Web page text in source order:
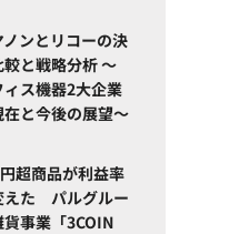
ノンとリコーの決
較と戦略分析 ～
ィス機器2大企業
在と今後の展望～
超商品が利益率
えた パルグルー
貨事業「3COIN